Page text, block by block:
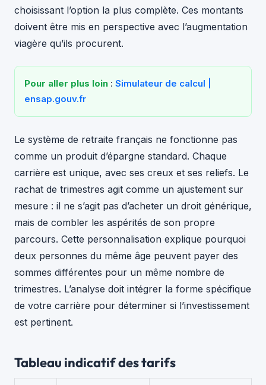
choisissant l’option la plus complète. Ces montants
doivent être mis en perspective avec l’augmentation
viagère qu’ils procurent.
Pour aller plus loin : Simulateur de calcul |
ensap.gouv.fr
Le système de retraite français ne fonctionne pas
comme un produit d’épargne standard. Chaque
carrière est unique, avec ses creux et ses reliefs. Le
rachat de trimestres agit comme un ajustement sur
mesure : il ne s’agit pas d’acheter un droit générique,
mais de combler les aspérités de son propre
parcours. Cette personnalisation explique pourquoi
deux personnes du même âge peuvent payer des
sommes différentes pour un même nombre de
trimestres. L’analyse doit intégrer la forme spécifique
de votre carrière pour déterminer si l’investissement
est pertinent.
Tableau indicatif des tarifs